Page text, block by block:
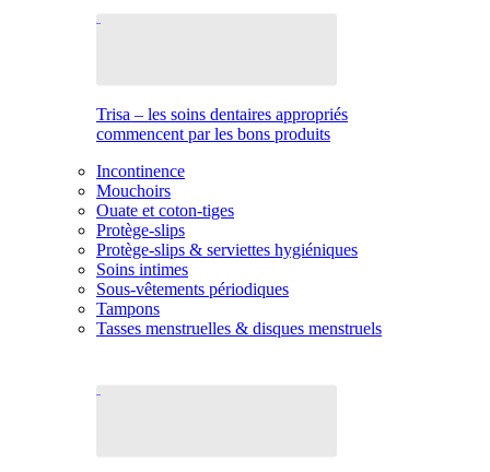
Trisa – les soins dentaires appropriés
commencent par les bons produits
Incontinence
Mouchoirs
Ouate et coton-tiges
Protège-slips
Protège-slips & serviettes hygiéniques
Soins intimes
Sous-vêtements périodiques
Tampons
Tasses menstruelles & disques menstruels